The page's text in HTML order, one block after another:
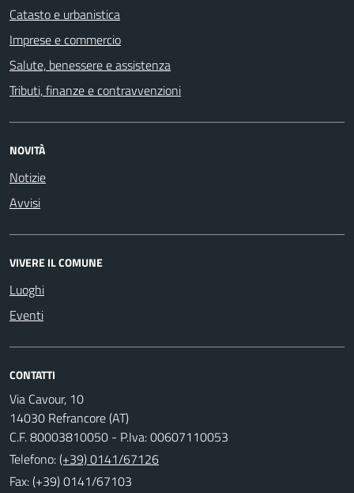
Catasto e urbanistica
Imprese e commercio
Salute, benessere e assistenza
Tributi, finanze e contravvenzioni
NOVITÀ
Notizie
Avvisi
VIVERE IL COMUNE
Luoghi
Eventi
CONTATTI
Via Cavour, 10
14030 Refrancore (AT)
C.F. 80003810050 - P.Iva: 00607110053
Telefono:(+39) 0141/67126
Fax: (+39) 0141/67103